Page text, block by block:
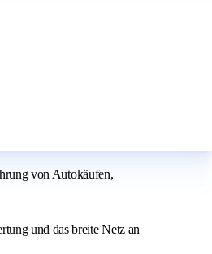
von Autokäufen,
und das breite Netz an